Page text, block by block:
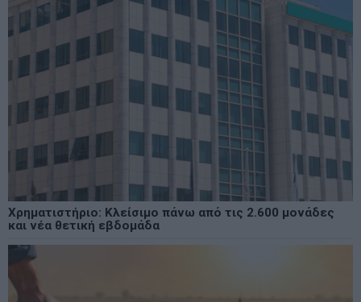
Χρηματιστήριο: Κλείσιμο πάνω από τις 2.600 μονάδες
και νέα θετική εβδομάδα